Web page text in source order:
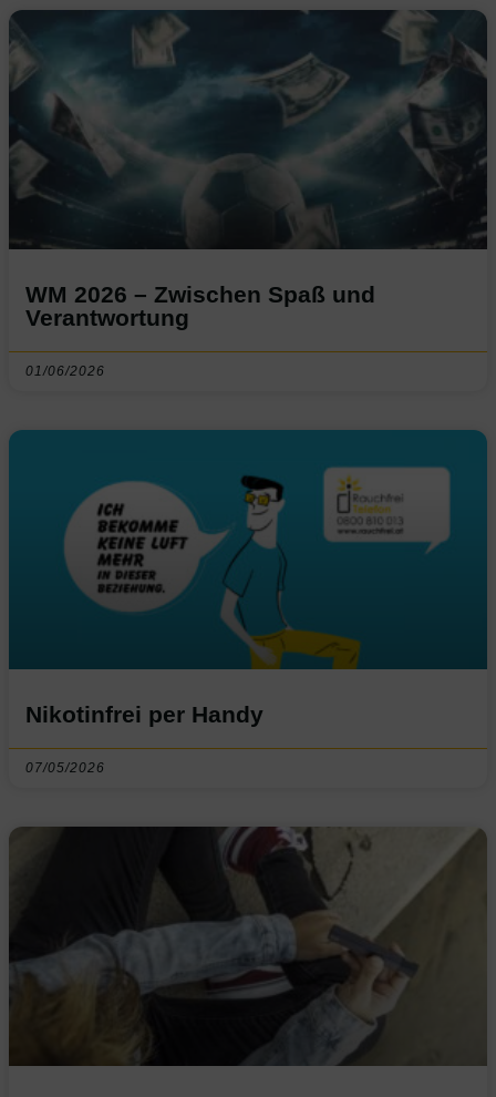
WM 2026 – Zwischen Spaß und
Verantwortung
01/06/2026
Nikotinfrei per Handy
07/05/2026